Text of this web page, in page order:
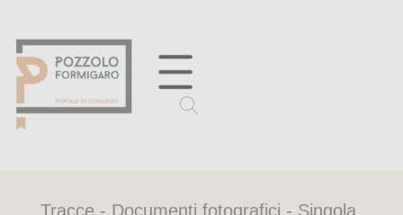
Tracce - Documenti fotografici - Singola